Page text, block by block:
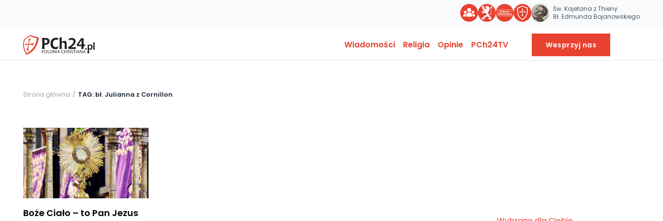
Św. Kajetana z Thieny
Bł. Edmunda Bojanowskiego
Wiadomości Religia Opinie PCh24TV Wesprzyj nas
Strona główna TAG: bł. Julianna z Cornillon
Boże Ciało – to Pan Jezus